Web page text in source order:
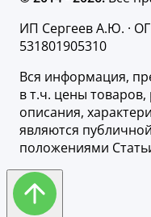
ИП Сергеев А.Ю. ·
531801905310
Вся информация,
в т.ч. цены
описания,
являются
положениями